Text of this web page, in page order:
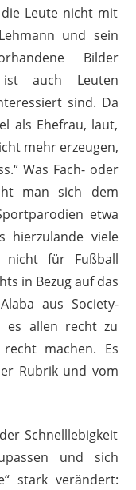
Leute nicht mit
und sein
Bilder
ist auch Leuten
sind. Da
als Ehefrau, laut,
mehr erzeugen,
Was Fach- oder
man sich dem
etwa
viele
nicht für Fußball
in Bezug auf das
aus Society-
es allen recht zu
machen. Es
Rubrik und vom
Schnelllebigkeit
und sich
stark verändert: